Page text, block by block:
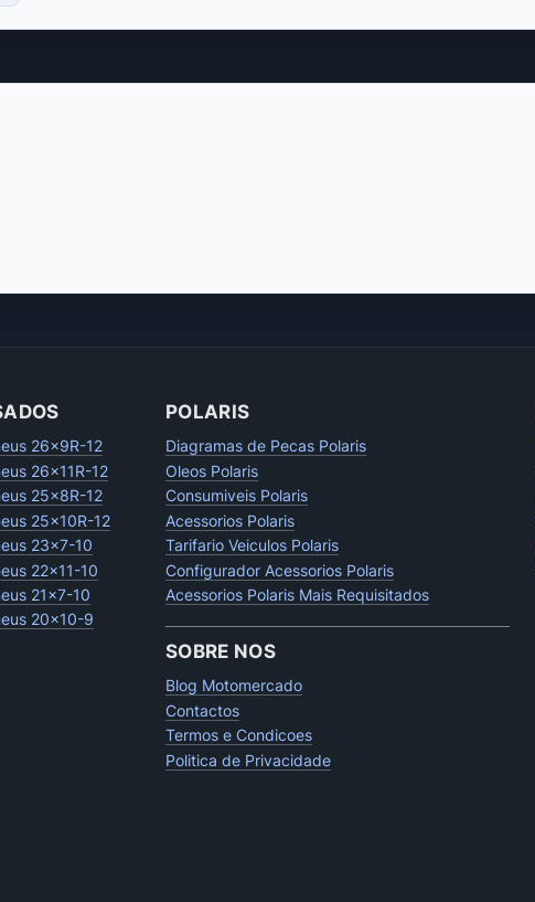
26x9R-12
26x11R-12
25x8R-12
25x10R-12
23x7-10
22x11-10
21x7-10
20x10-9
POLARIS
Diagramas de Pecas Polaris
Oleos Polaris
Consumiveis Polaris
Acessorios Polaris
Tarifario Veiculos Polaris
Configurador Acessorios Polaris
Acessorios Polaris Mais Requisitados
SOBRE NOS
Blog Motomercado
Contactos
Termos e Condicoes
Politica de Privacidade